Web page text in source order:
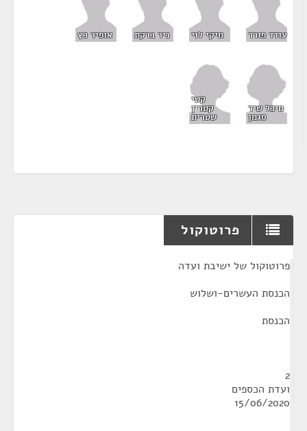
עודד פורר מיקי לוי ניר ברקת אופיר כץ
מיכל שיר
סגמן
קטי
קטרין
שטרית
פרוטוקול
פרוטוקול של ישיבת ועדה
הכנסת העשרים-ושלוש
הכנסת
2
ועדת הכספים
15/06/2020